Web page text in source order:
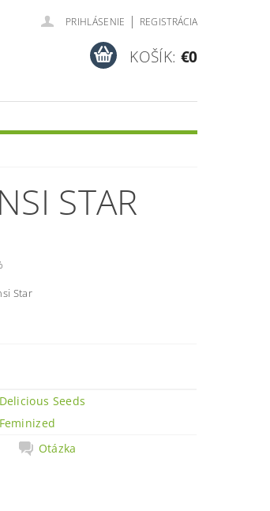
PRIHLÁSENIE | REGISTRÁCIA
KOŠÍK: €0
STAR
Star
Delicious Seeds
Feminized
Otázka